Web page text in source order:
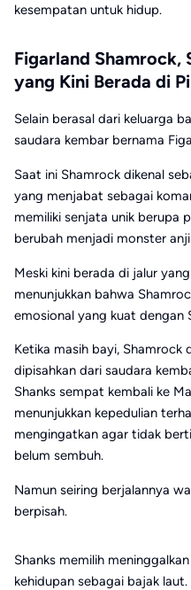
kesempatan untuk hidup.
Figarland Shamrock,
yang Kini Berada di
Selain berasal dari keluarga
saudara kembar bernama
Saat ini Shamrock dikenal
yang menjabat sebagai
memiliki senjata unik berupa
berubah menjadi monster
Meski kini berada di jalur
menunjukkan bahwa
emosional yang kuat dengan
Ketika masih bayi, Shamrock
dipisahkan dari saudara
Shanks sempat kembali ke
menunjukkan kepedulian
mengingatkan agar tidak
belum sembuh.
Namun seiring berjalannya
berpisah.
Shanks memilih
kehidupan sebagai bajak